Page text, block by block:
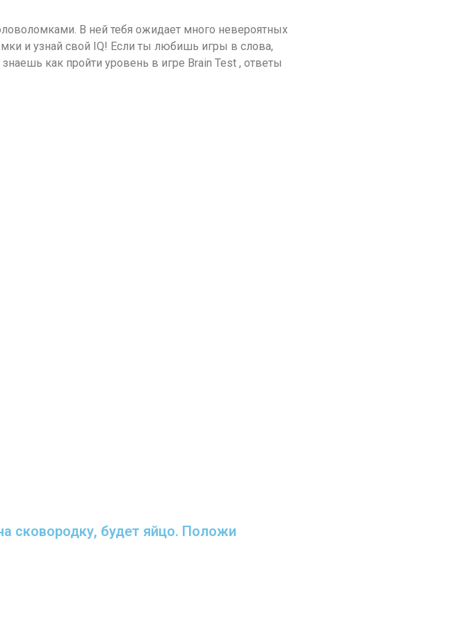
В ней тебя ожидает много невероятных
и узнай свой IQ! Если ты любишь игры в слова,
как пройти уровень в игре Brain Test , ответы
сковородку, будет яйцо. Положи